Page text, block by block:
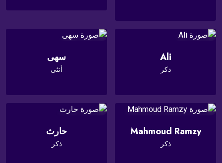
Ali
ذكر
سهى
أنثى
Mahmoud Ramzy
ذكر
حارث
ذكر